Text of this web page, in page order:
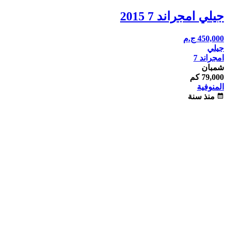
جيلي امجراند 7 2015
450,000 ج.م
جيلي
امجراند 7
شمبان
79,000 كم
المنوفية
calendar_month منذ سنة